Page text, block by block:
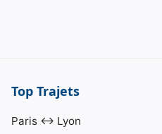
Top Trajets
Paris ↔ Lyon